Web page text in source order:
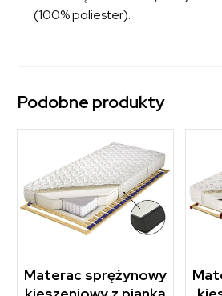
(100% poliester).
Podobne produkty
Materac sprężynowy